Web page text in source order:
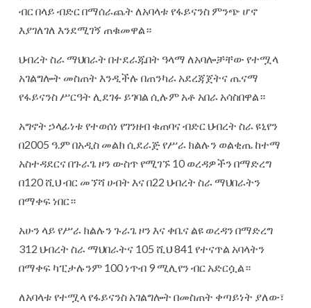
ብር በላይ ብድር በማሰራጨት ለአባላቱ የፋይናንስ ምንጭ ሆኖ
እያገለገለ እንደሚገኝ ጠቁመዋል።
ህብረት ስራ ማህበራት በተደራጁበት ዓላማ ለአባሎቻቸው የተሟላ
አገልግሎት መስጠት እንዲችሉ በጠንካራ አደረጃጀትና ጤናማ
የፋይናንስ ሥርዓት ሊደገፉ ይገባል ሲሉም አቶ አበራ አሳስበዋል።
አግኖት ኃላፊነቱ የተወሰነ የገንዘብ ቁጠባና ብድር ህብረት ስራ ዩኒየን
በ2005 ዓ.ም በአዲስ መልክ ሲደራጅ የሥራ ክልሉን ወልቂጤ ከተማ
አስተዳደርና በጉራጌ ዞን ውስጥ የሚገኙ 10 ወረዳዎችን በማድረግ
በ120 ሺህ ብር መኘሻ ሀብት እና በ22 ህብረት ስራ ማህበራትን
በማቀፍ ነበር።
አሁን ላይ የሥራ ክልሉን ጉራጌ ዞን እና ቀቤና ልዩ ወረዳን በማድረግ
312 ህብረት ስራ ማህበራትና 105 ሺህ 841 የተናጥል አባላትን
በማቀፍ ካፒታሉንም 100 ነጥብ 9 ሚሊየን ብር አድርሷል።
ለአባላቱ የተሟላ የፋይናንስ አገልግሎት በመስጠት ቀጣይነት ያለው፣